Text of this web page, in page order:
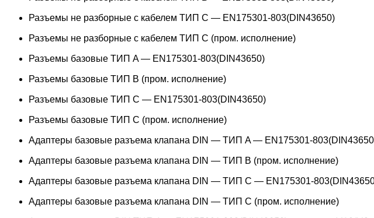
Разъемы не разборные с кабелем ТИП C — EN175301-803(DIN43650)
Разъемы не разборные с кабелем ТИП C (пром. исполнение)
Разъемы базовые ТИП A — EN175301-803(DIN43650)
Разъемы базовые ТИП В (пром. исполнение)
Разъемы базовые ТИП C — EN175301-803(DIN43650)
Разъемы базовые ТИП C (пром. исполнение)
Адаптеры базовые разъема клапана DIN — ТИП A — EN175301-
Адаптеры базовые разъема клапана DIN — ТИП B (пром. исполнение)
Адаптеры базовые разъема клапана DIN — ТИП C — EN175301-
Адаптеры базовые разъема клапана DIN — ТИП C (пром. исполнение)